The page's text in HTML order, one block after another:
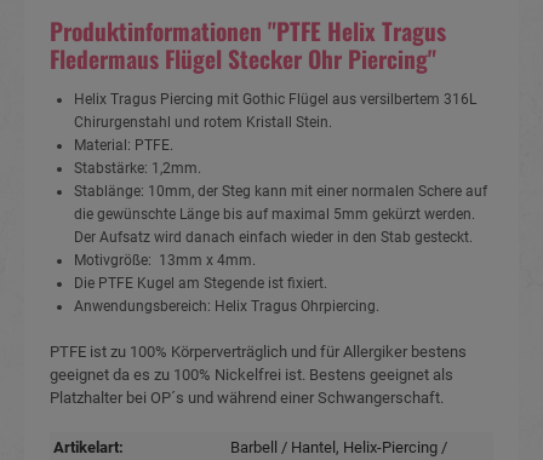
Produktinformationen "PTFE Helix Tragus
Fledermaus Flügel Stecker Ohr Piercing"
Helix Tragus Piercing mit Gothic Flügel aus versilbertem 316L
Chirurgenstahl und rotem Kristall Stein.
Material: PTFE.
Stabstärke: 1,2mm.
Stablänge: 10mm, der Steg kann mit einer normalen Schere auf
die gewünschte Länge bis auf maximal 5mm gekürzt werden.
Der Aufsatz wird danach einfach wieder in den Stab gesteckt.
Motivgröße: 13mm x 4mm.
Die PTFE Kugel am Stegende ist fixiert.
Anwendungsbereich: Helix Tragus Ohrpiercing.
PTFE ist zu 100% Körperverträglich und für Allergiker bestens
geeignet da es zu 100% Nickelfrei ist. Bestens geeignet als
Platzhalter bei OP´s und während einer Schwangerschaft.
Artikelart: Barbell / Hantel , Helix-Piercing /